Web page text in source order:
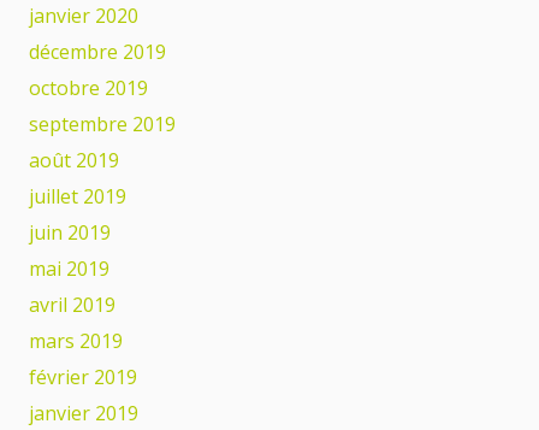
janvier 2020
décembre 2019
octobre 2019
septembre 2019
août 2019
juillet 2019
juin 2019
mai 2019
avril 2019
mars 2019
février 2019
janvier 2019